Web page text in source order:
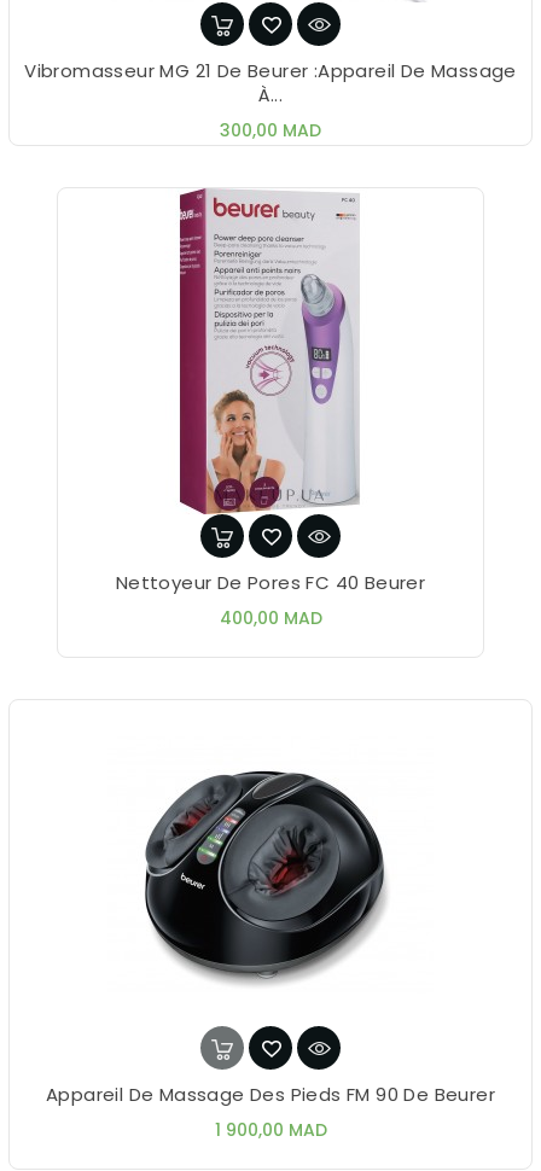
Vibromasseur MG 21 De Beurer :Appareil De Massage
À...
300,00 MADPrix
Nettoyeur De Pores FC 40 Beurer
400,00 MADPrix
Appareil De Massage Des Pieds FM 90 De Beurer
1 900,00 MADPrix